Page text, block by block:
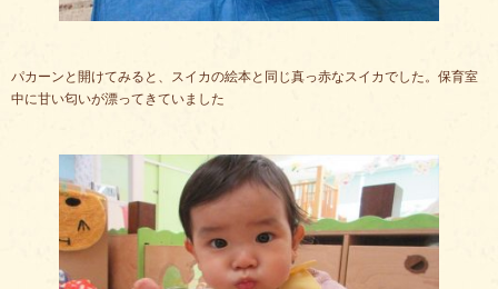
パカーンと開けてみると、スイカの絵本と同じ真っ赤なスイカでした。保育室
中に甘い匂いが漂ってきていました